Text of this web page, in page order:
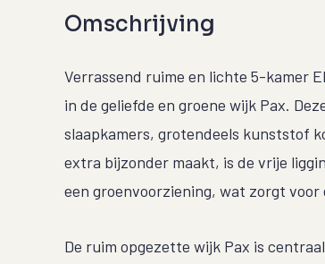
Omschrijving
Verrassend ruime en lichte 5-kamer
in de geliefde en groene wijk Pax.
slaapkamers, grotendeels kunststof
extra bijzonder maakt, is de vrije
een groenvoorziening, wat zorgt
De ruim opgezette wijk Pax is